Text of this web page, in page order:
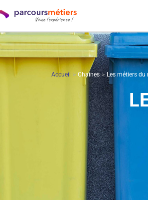
Accueil Chaines Les métiers du